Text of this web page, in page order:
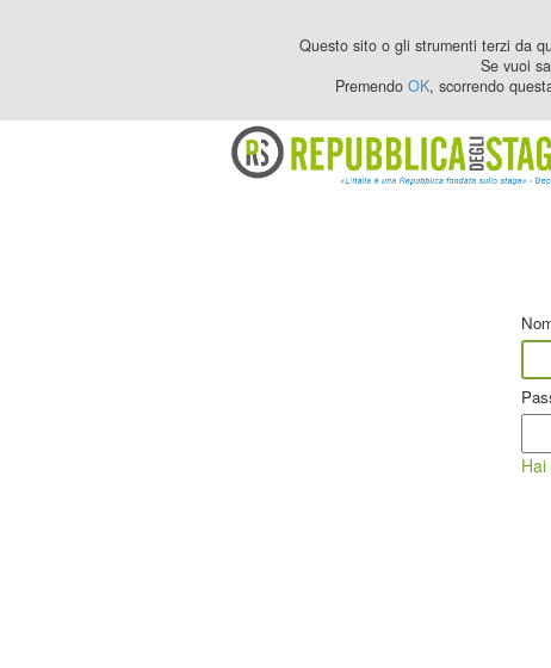
Questo sito o gli strumenti terzi da
Se vuoi
Premendo OK, scorrendo